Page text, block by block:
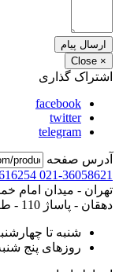
ارسال پیام
×
Close
اشتراک گذاری
facebook
twitter
telegram
آدرس صفحه
021-36058621
تهران - میدان امام
دهقان - پاساژ 110 - طبقه دوم - پلاک 15
شنبه تا
روزهای پنج